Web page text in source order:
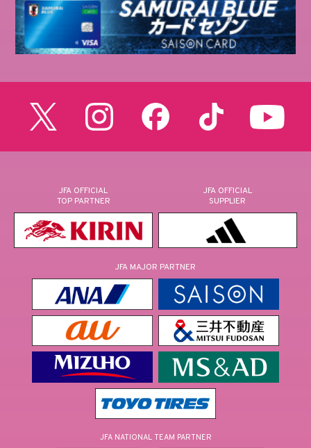
JFA OFFICIAL
TOP PARTNER
JFA OFFICIAL
SUPPLIER
JFA MAJOR PARTNER
JFA NATIONAL TEAM PARTNER